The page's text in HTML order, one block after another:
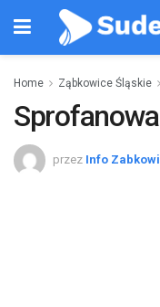
Home Ząbkowice Śląskie
przez Info